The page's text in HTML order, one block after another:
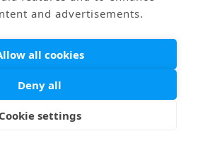
and advertisements.
all cookies
Deny all
Cookie settings